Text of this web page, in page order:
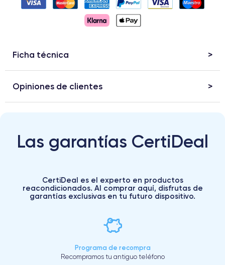
Ficha técnica
Opiniones de clientes
Las garantías CertiDeal
CertiDeal es el experto en productos
reacondicionados. Al comprar aquí, disfrutas de
garantías exclusivas en tu futuro dispositivo.
Programa de recompra
Recompramos tu antiguo teléfono